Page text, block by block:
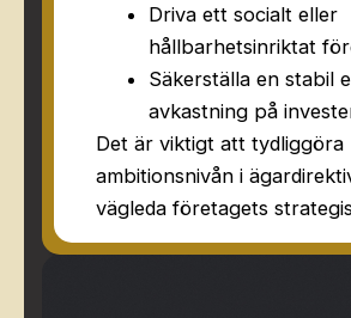
Driva ett socialt eller
hållbarhetsinriktat
Säkerställa en stabil
avkastning på
Det är viktigt att tydliggöra
ambitionsnivån i
vägleda företagets